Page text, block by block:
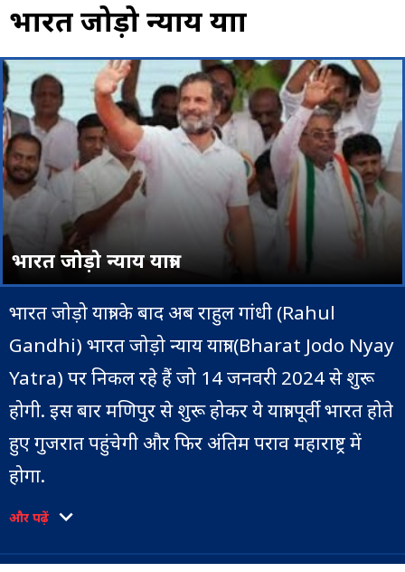
भारत जोड़ो न्याय यात्रा
भारत जोड़ो न्याय यात्रा
भारत जोड़ो यात्रा के बाद अब राहुल गांधी (Rahul
Gandhi) भारत जोड़ो न्याय यात्रा (Bharat Jodo Nyay
Yatra) पर निकल रहे हैं जो 14 जनवरी 2024 से शुरू
होगी. इस बार मणिपुर से शुरू होकर ये यात्रा पूर्वी भारत होते
हुए गुजरात पहुंचेगी और फिर अंतिम पराव महाराष्ट्र में
होगा.
इस बार राहुल गांधी पूर्वोत्तर में मणिपुर से पश्चिमी भारत
में मुंबई तक 150 दिनों की भारत न्याय यात्रा करेंगे. यह यात्रा
और पढ़ें